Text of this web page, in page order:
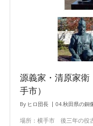
源義家・清原家
手市）
By ヒロ団長 04.秋田県の銅
場所：横手市 後三年の役